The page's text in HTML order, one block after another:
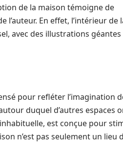
de la maison témoigne de
l’auteur. En effet, l’intérieur de
avec des illustrations géantes
pour refléter l’imagination
duquel d’autres espaces
est conçue pour
n’est pas seulement un lieu